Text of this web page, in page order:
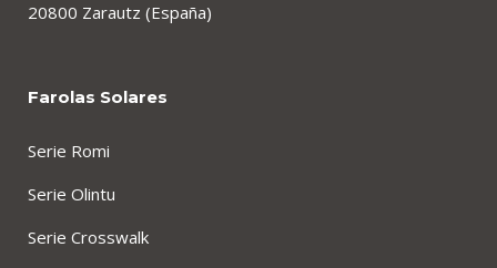
20800 Zarautz (España)
Farolas Solares
Serie Romi
Serie Olintu
Serie Crosswalk